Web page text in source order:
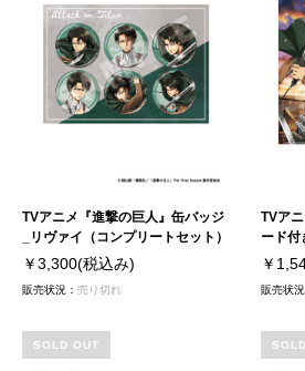
TVアニメ『進撃の巨人』缶バッジ
_リヴァイ（コンプリートセット）
￥3,300(税込み)
販売状況： 売り切れ
TVア
ード付
￥
販売状
SOLD OUT